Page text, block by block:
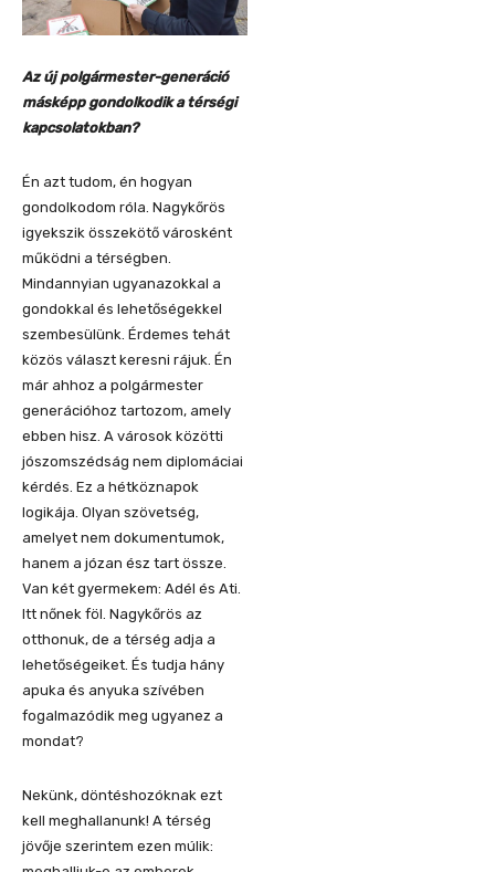
Az új polgármester-generáció
másképp gondolkodik a térségi
kapcsolatokban?
Én azt tudom, én hogyan
gondolkodom róla. Nagykőrös
igyekszik összekötő városként
működni a térségben.
Mindannyian ugyanazokkal a
gondokkal és lehetőségekkel
szembesülünk. Érdemes tehát
közös választ keresni rájuk. Én
már ahhoz a polgármester
generációhoz tartozom, amely
ebben hisz. A városok közötti
jószomszédság nem diplomáciai
kérdés. Ez a hétköznapok
logikája. Olyan szövetség,
amelyet nem dokumentumok,
hanem a józan ész tart össze.
Van két gyermekem: Adél és Ati.
Itt nőnek föl. Nagykőrös az
otthonuk, de a térség adja a
lehetőségeiket. És tudja hány
apuka és anyuka szívében
fogalmazódik meg ugyanez a
mondat?
Nekünk, döntéshozóknak ezt
kell meghallanunk! A térség
jövője szerintem ezen múlik: